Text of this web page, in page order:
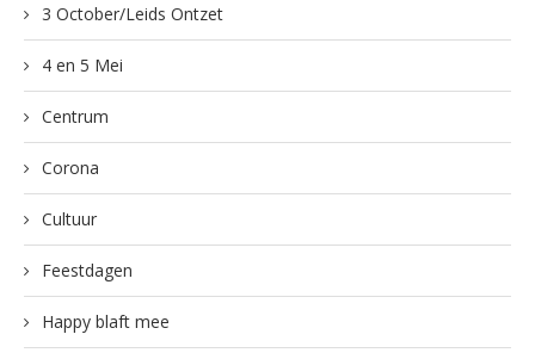
3 October/Leids Ontzet
4 en 5 Mei
Centrum
Corona
Cultuur
Feestdagen
Happy blaft mee